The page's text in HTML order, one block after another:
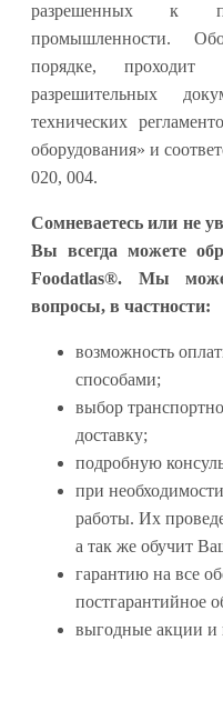
разрешенных к
промышленности.
порядке,
разрешительных
технических
оборудования» и
020, 004.
Сомневаетесь или не
Вы всегда можете
Foodatlas®. Мы
вопросы, в частности:
возможность
способами;
выбор
доставку;
подробную
при
работы. Их
а так же обучит
гарантию на все
постгарантийное
выгодные акции и